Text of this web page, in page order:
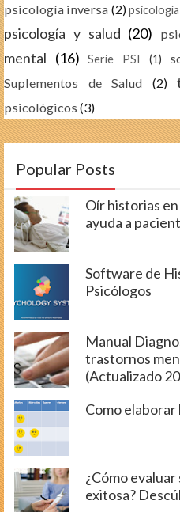
psicología inversa (2)
psicología y salud (20)
mental (16) Serie PSI (1)
Suplementos de Salud
(2)
psicológicos (3)
Popular Posts
Oír historias
ayuda a
Software de
Psicólogos
Manual
trastornos
(Actualizado
Como elaborar
¿Cómo evaluar
exitosa?